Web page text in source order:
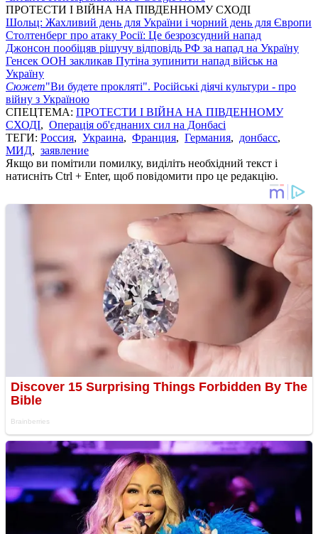
ПРОТЕСТИ І ВІЙНА НА ПІВДЕННОМУ СХОДІ
Шольц: Жахливий день для України і чорний день для Європи
Столтенберг про атаку Росії: Це безрозсудний напад
Джонсон пообіцяв рішучу відповідь РФ за напад на Україну
Генсек ООН закликав Путіна зупинити напад військ на
Україну
Сюжет"Ви будете прокляті". Російські діячі культури - про
війну з Україною
СПЕЦТЕМА: ПРОТЕСТИ І ВІЙНА НА ПІВДЕННОМУ
СХОДІ, Операція об'єднаних сил на Донбасі
ТЕГИ: Россия, Украина, Франция, Германия, донбасс,
МИД, заявление
Якщо ви помітили помилку, виділіть необхідний текст і
натисніть Ctrl + Enter, щоб повідомити про це редакцію.